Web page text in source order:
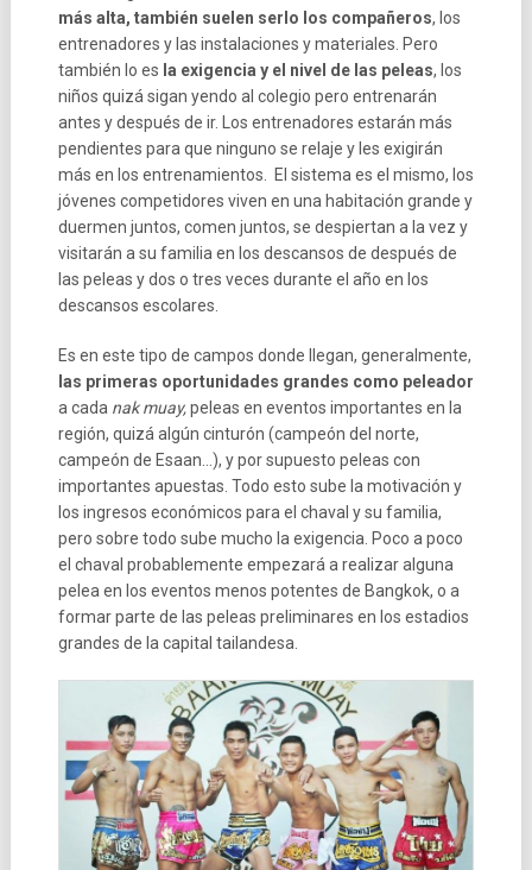
más alta, también suelen serlo los compañeros, los
entrenadores y las instalaciones y materiales. Pero
también lo es la exigencia y el nivel de las peleas, los
niños quizá sigan yendo al colegio pero entrenarán
antes y después de ir. Los entrenadores estarán más
pendientes para que ninguno se relaje y les exigirán
más en los entrenamientos. El sistema es el mismo, los
jóvenes competidores viven en una habitación grande y
duermen juntos, comen juntos, se despiertan a la vez y
visitarán a su familia en los descansos de después de
las peleas y dos o tres veces durante el año en los
descansos escolares.
Es en este tipo de campos donde llegan, generalmente,
las primeras oportunidades grandes como peleador
a cada nak muay,peleas en eventos importantes en la
región, quizá algún cinturón (campeón del norte,
campeón de Esaan…), y por supuesto peleas con
importantes apuestas. Todo esto sube la motivación y
los ingresos económicos para el chaval y su familia,
pero sobre todo sube mucho la exigencia. Poco a poco
el chaval probablemente empezará a realizar alguna
pelea en los eventos menos potentes de Bangkok, o a
formar parte de las peleas preliminares en los estadios
grandes de la capital tailandesa.